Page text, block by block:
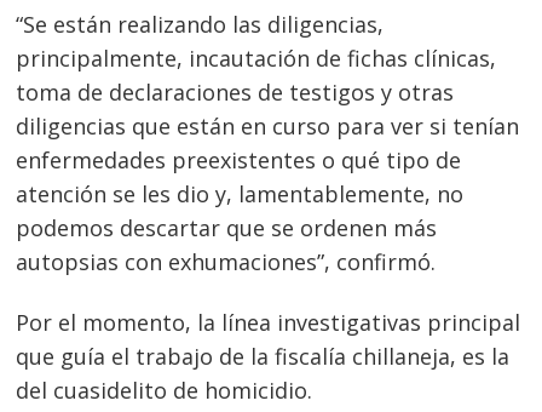
“Se están realizando las diligencias,
principalmente, incautación de fichas clínicas,
toma de declaraciones de testigos y otras
diligencias que están en curso para ver si tenían
enfermedades preexistentes o qué tipo de
atención se les dio y, lamentablemente, no
podemos descartar que se ordenen más
autopsias con exhumaciones”, confirmó.
Por el momento, la línea investigativas principal
que guía el trabajo de la fiscalía chillaneja, es la
del cuasidelito de homicidio.